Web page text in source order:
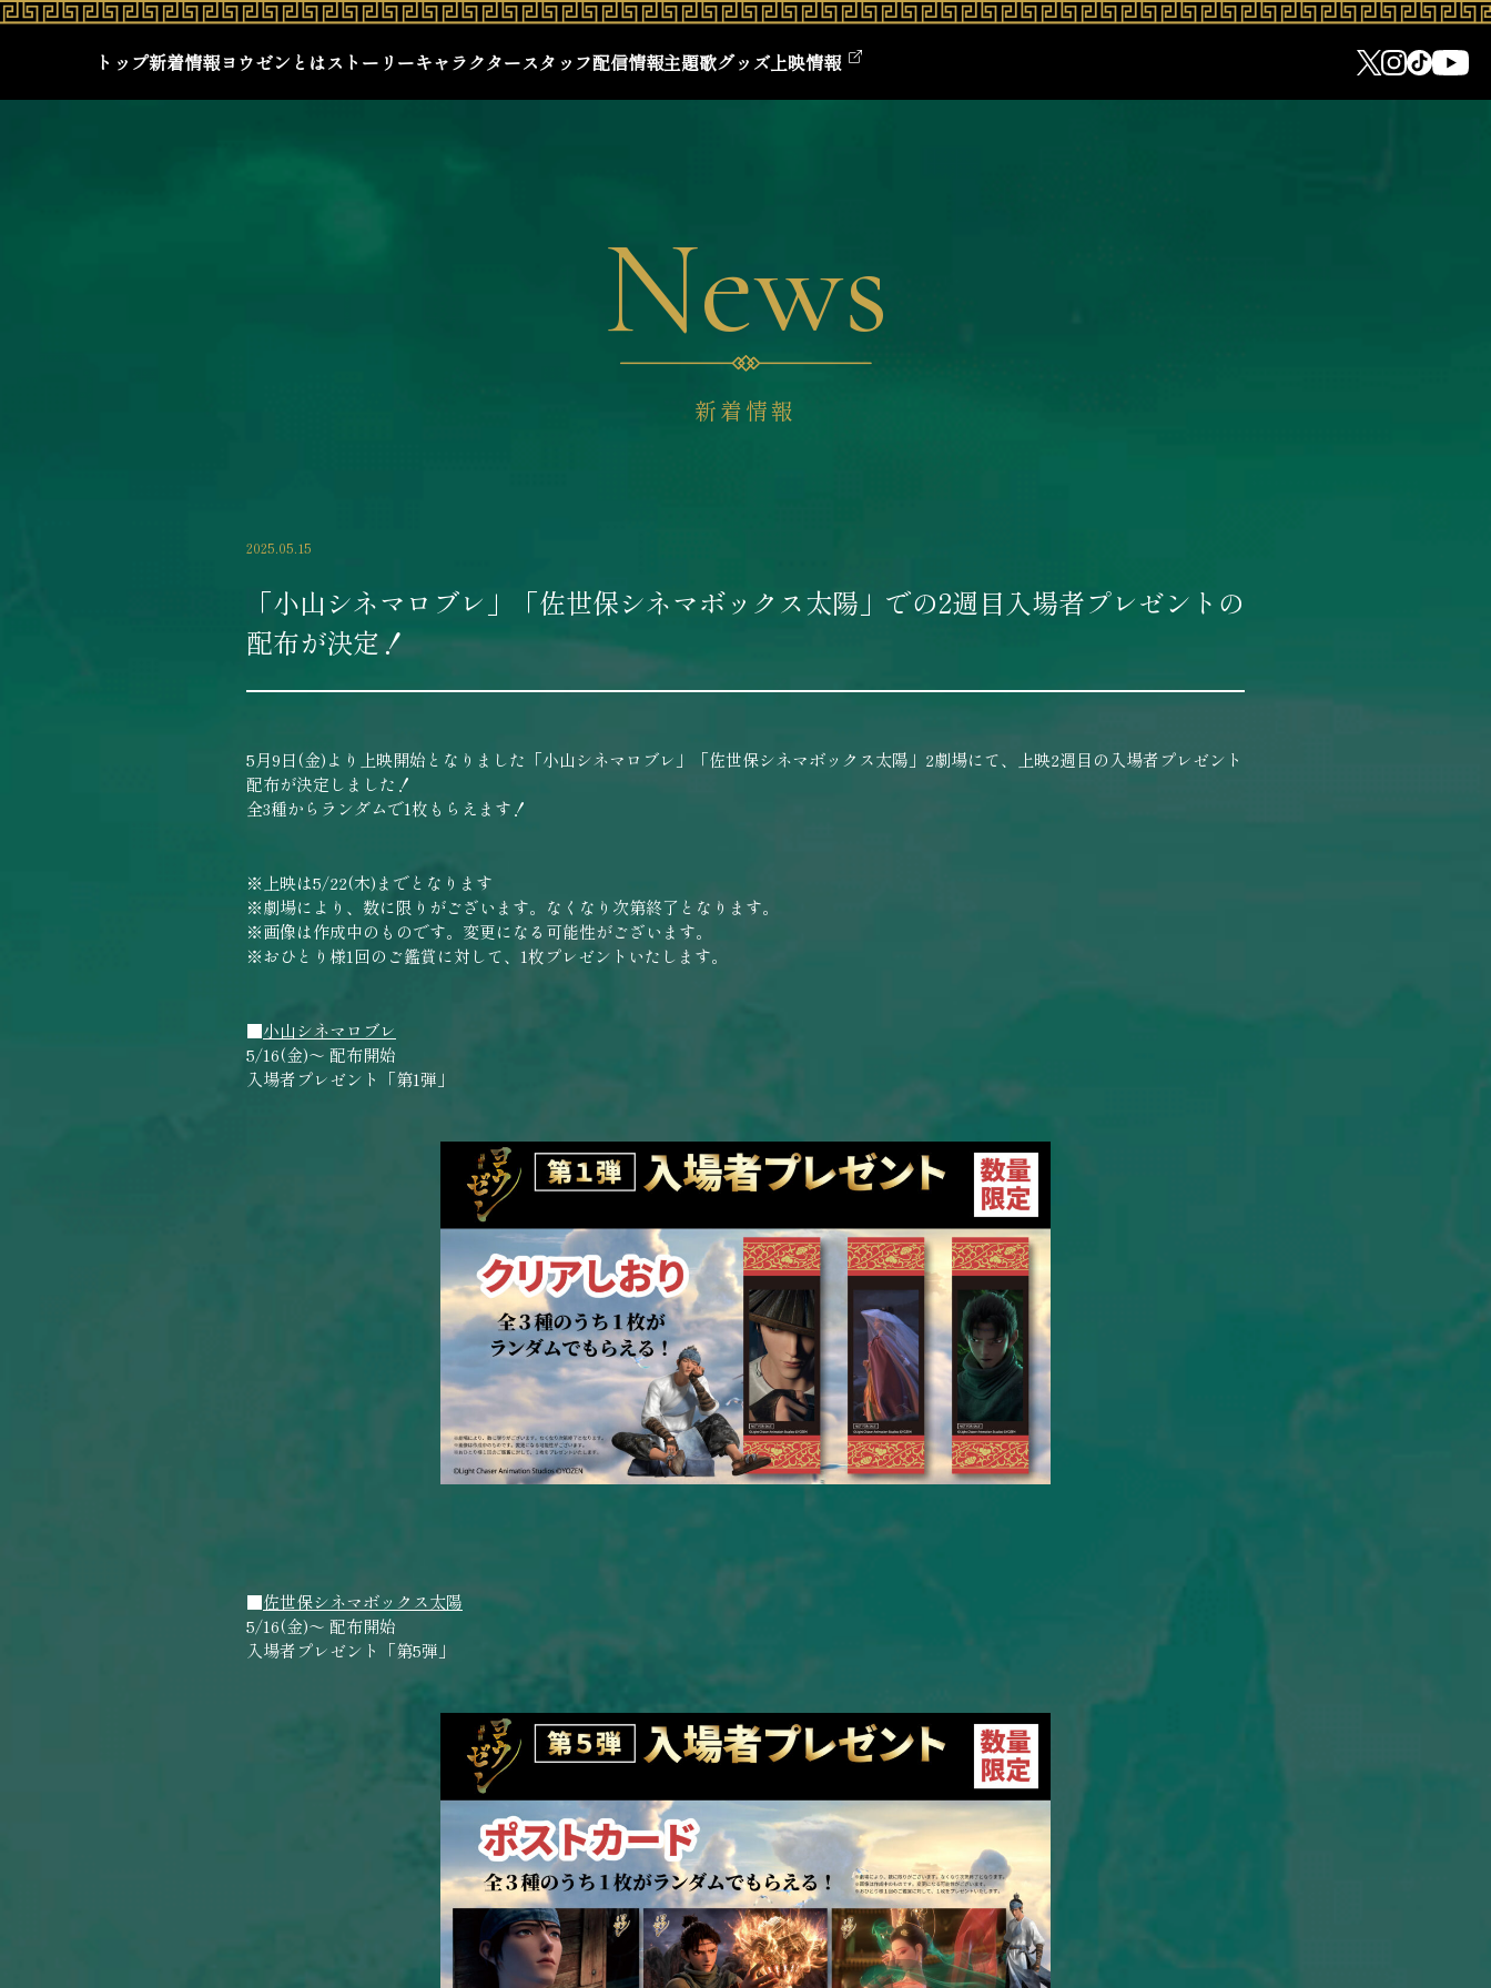
トップ新着情報ヨウゼンとはストーリーキャラクタースタッフ配信情報主題歌グッズ上映情報
News
新着情報
2025.05.15
「小山シネマロブレ」「佐世保シネマボックス太陽」での2週目入場者プレゼントの
配布が決定！
5月9日(金)より上映開始となりました「小山シネマロブレ」「佐世保シネマボックス太陽」2劇場にて、上映2週目の入場者プレゼント
配布が決定しました！
全3種からランダムで1枚もらえます！
※上映は5/22(木)までとなります
※劇場により、数に限りがございます。なくなり次第終了となります。
※画像は作成中のものです。変更になる可能性がございます。
※おひとり様1回のご鑑賞に対して、1枚プレゼントいたします。
■小山シネマロブレ
5/16(金)～ 配布開始
入場者プレゼント「第1弾」
■佐世保シネマボックス太陽
5/16(金)～ 配布開始
入場者プレゼント「第5弾」